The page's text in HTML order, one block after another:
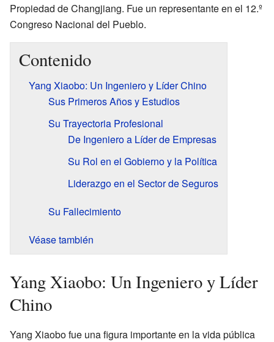
Propiedad de Changjiang. Fue un representante en el 12.º
Congreso Nacional del Pueblo.
Contenido
Yang Xiaobo: Un Ingeniero y Líder Chino
Sus Primeros Años y Estudios
Su Trayectoria Profesional
De Ingeniero a Líder de Empresas
Su Rol en el Gobierno y la Política
Liderazgo en el Sector de Seguros
Su Fallecimiento
Véase también
Yang Xiaobo: Un Ingeniero y Líder
Chino
Yang Xiaobo fue una figura importante en la vida pública